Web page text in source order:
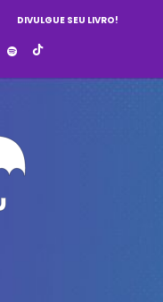
DIVULGUE SEU LIVRO!